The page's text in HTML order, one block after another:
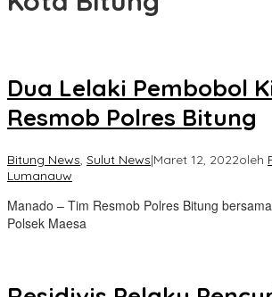
Dua Lelaki Pembobol
Resmob Polres Bitung
Bitung News Sulut News|Maret 12, 2022oleh
Lumanauw
Manado – Tim Resmob Polres Bitung
Polsek Maesa